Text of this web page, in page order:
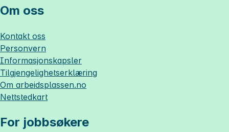
Om oss
Kontakt oss
Personvern
Informasjonskapsler
Tilgjengelighetserklæring
Om arbeidsplassen.no
Nettstedkart
For jobbsøkere